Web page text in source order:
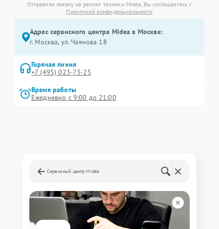
Отправляя заявку на ремонт техники Midea, Вы соглашаетесь с
Политикой конфиденциальности
Адрес сервисного центра Midea в Москве:
г. Москва, ул. Чаянова 18
Горячая линия
+7 (495) 023-73-25
Время работы
Ежедневно с 9:00 до 21:00
Сервисный центр Midea